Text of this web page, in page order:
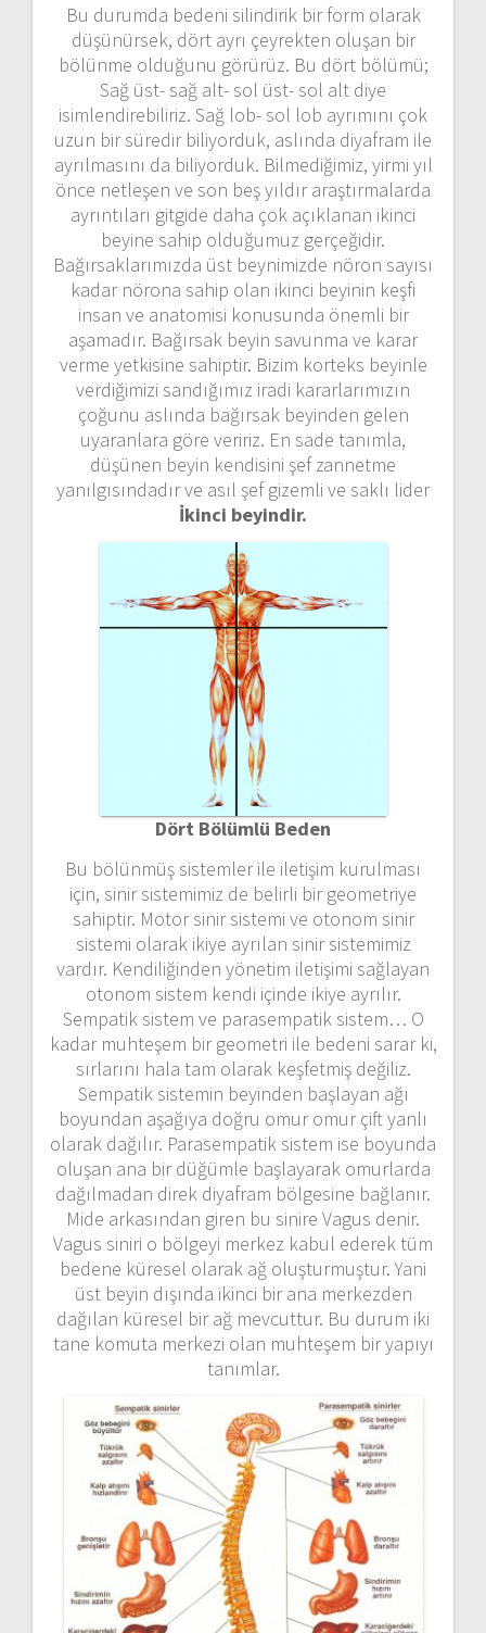
Bu durumda bedeni silindirik bir form olarak
düşünürsek, dört ayrı çeyrekten oluşan bir
bölünme olduğunu görürüz. Bu dört bölümü;
Sağ üst- sağ alt- sol üst- sol alt diye
isimlendirebiliriz. Sağ lob- sol lob ayrımını çok
uzun bir süredir biliyorduk, aslında diyafram ile
ayrılmasını da biliyorduk. Bilmediğimiz, yirmi yıl
önce netleşen ve son beş yıldır araştırmalarda
ayrıntıları gitgide daha çok açıklanan ikinci
beyine sahip olduğumuz gerçeğidir.
Bağırsaklarımızda üst beynimizde nöron sayısı
kadar nörona sahip olan ikinci beyinin keşfi
insan ve anatomisi konusunda önemli bir
aşamadır. Bağırsak beyin savunma ve karar
verme yetkisine sahiptir. Bizim korteks beyinle
verdiğimizi sandığımız iradi kararlarımızın
çoğunu aslında bağırsak beyinden gelen
uyaranlara göre veririz. En sade tanımla,
düşünen beyin kendisini şef zannetme
yanılgısındadır ve asıl şef gizemli ve saklı lider
İkinci beyindir.
Dört Bölümlü Beden
Bu bölünmüş sistemler ile iletişim kurulması
için, sinir sistemimiz de belirli bir geometriye
sahiptir. Motor sinir sistemi ve otonom sinir
sistemi olarak ikiye ayrılan sinir sistemimiz
vardır. Kendiliğinden yönetim iletişimi sağlayan
otonom sistem kendi içinde ikiye ayrılır.
Sempatik sistem ve parasempatik sistem… O
kadar muhteşem bir geometri ile bedeni sarar ki,
sırlarını hala tam olarak keşfetmiş değiliz.
Sempatik sistemin beyinden başlayan ağı
boyundan aşağıya doğru omur omur çift yanlı
olarak dağılır. Parasempatik sistem ise boyunda
oluşan ana bir düğümle başlayarak omurlarda
dağılmadan direk diyafram bölgesine bağlanır.
Mide arkasından giren bu sinire Vagus denir.
Vagus siniri o bölgeyi merkez kabul ederek tüm
bedene küresel olarak ağ oluşturmuştur. Yani
üst beyin dışında ikinci bir ana merkezden
dağılan küresel bir ağ mevcuttur. Bu durum iki
tane komuta merkezi olan muhteşem bir yapıyı
tanımlar.